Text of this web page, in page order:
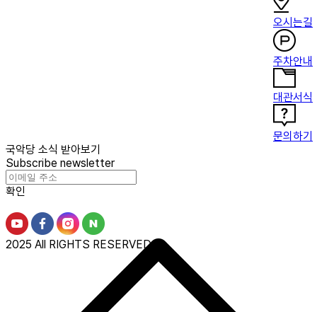
오시는길
주차안내
대관서식
문의하기
국악당 소식 받아보기
Subscribe newsletter
확인
2025 All RIGHTS RESERVED.